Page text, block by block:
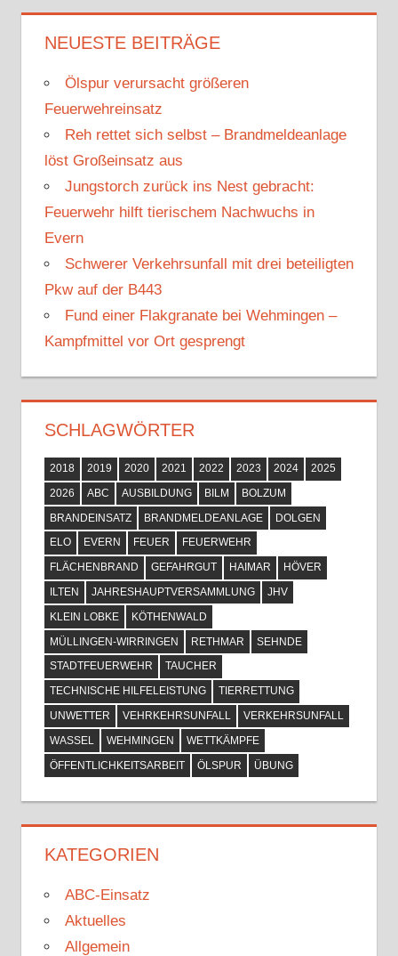
h
e
a
h
c
NEUESTE BEITRÄGE
Ölspur verursacht größeren
Feuerwehreinsatz
Reh rettet sich selbst – Brandmeldeanlage
löst Großeinsatz aus
Jungstorch zurück ins Nest gebracht:
Feuerwehr hilft tierischem Nachwuchs in
Evern
Schwerer Verkehrsunfall mit drei beteiligten
Pkw auf der B443
Fund einer Flakgranate bei Wehmingen –
Kampfmittel vor Ort gesprengt
SCHLAGWÖRTER
2018 2019 2020 2021 2022 2023 2024
2025
2026
ABC AUSBILDUNG BILM
BOLZUM
BRANDEINSATZ
BRANDMELDEANLAGE
DOLGEN
ELO
EVERN FEUER
FEUERWEHR
FLÄCHENBRAND
GEFAHRGUT HAIMAR
HÖVER
ILTEN
JAHRESHAUPTVERSAMMLUNG
JHV
KLEIN LOBKE
KÖTHENWALD
MÜLLINGEN-WIRRINGEN
RETHMAR
SEHNDE
STADTFEUERWEHR
TAUCHER
TECHNISCHE HILFELEISTUNG
TIERRETTUNG
UNWETTER
VEHRKEHRSUNFALL
VERKEHRSUNFALL
WASSEL
WEHMINGEN
WETTKÄMPFE
ÖFFENTLICHKEITSARBEIT
ÖLSPUR ÜBUNG
KATEGORIEN
ABC-Einsatz
Aktuelles
Allgemein